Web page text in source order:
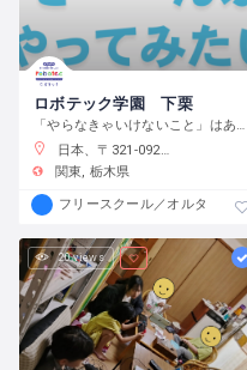
ロボテック学園 下栗
「やらなきゃいけないこと」はありません。宿題をやるのもよし、自分で目標をたてて取り組むのもよし、なんでもチャレンジできる環境です。
日本、〒321-0923 栃木県宇都宮市下栗町２２９２−８ 2 階
関東
栃木県
フリースクール／オルタナテ
20 views